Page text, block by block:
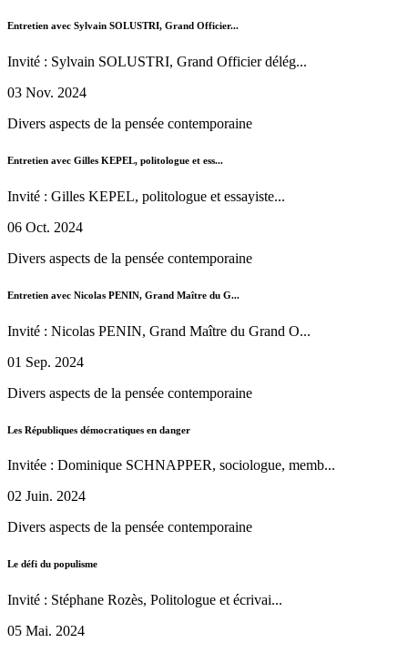
Entretien avec Sylvain SOLUSTRI, Grand Officier...
Invité : Sylvain SOLUSTRI, Grand Officier délég...
03 Nov. 2024
Divers aspects de la pensée contemporaine
Entretien avec Gilles KEPEL, politologue et ess...
Invité : Gilles KEPEL, politologue et essayiste...
06 Oct. 2024
Divers aspects de la pensée contemporaine
Entretien avec Nicolas PENIN, Grand Maître du G...
Invité : Nicolas PENIN, Grand Maître du Grand O...
01 Sep. 2024
Divers aspects de la pensée contemporaine
Les Républiques démocratiques en danger
Invitée : Dominique SCHNAPPER, sociologue, memb...
02 Juin. 2024
Divers aspects de la pensée contemporaine
Le défi du populisme
Invité : Stéphane Rozès, Politologue et écrivai...
05 Mai. 2024